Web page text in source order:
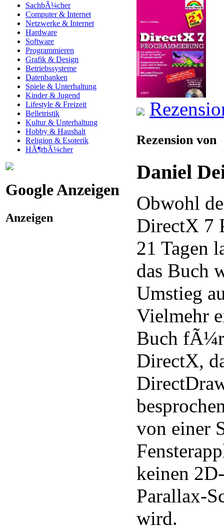
SachbÃ¼cher
Computer & Internet
Netzwerke & Internet
Hardware
Software
Programmieren
Grafik & Design
Betriebssysteme
Datenbanken
Spiele & Unterhaltung
Kinder & Jugend
Lifestyle & Freizeit
Belletristik
Kultur & Unterhaltung
Hobby & Haushalt
Religion & Esoterik
HÃ¶rbÃ¼cher
Google Anzeigen
Anzeigen
Rezension von
Daniel
Obwohl
DirectX 7
21 Tagen
das Buch
Umstieg
Vielmehr
Buch
DirectX,
von einer
keinen
Parallax-
wird.